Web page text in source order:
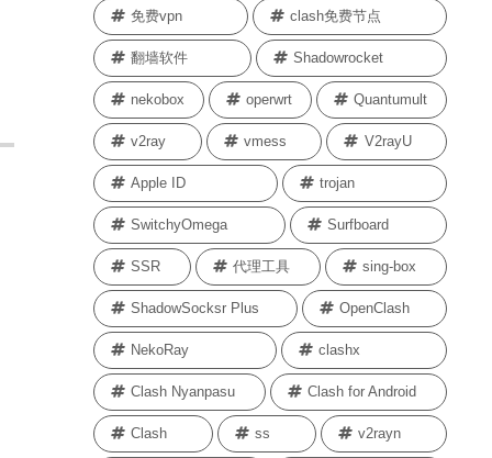
免费vpn clash免费节点
翻墙软件 Shadowrocket
nekobox operwrt Quantumult
v2ray vmess V2rayU
Apple ID trojan
SwitchyOmega Surfboard
SSR 代理工具 sing-box
ShadowSocksr Plus OpenClash
NekoRay clashx
Clash Nyanpasu Clash for Android
Clash ss v2rayn